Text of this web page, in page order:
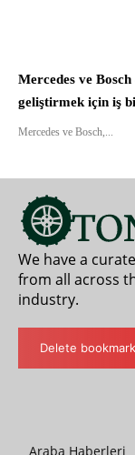
Mercedes ve
geliştirmek için iş
Mercedes ve Bosch,...
We have a
from all across
industry.
Delete
Araba Haberleri